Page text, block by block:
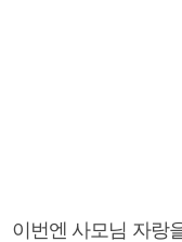
이번엔 사모님 자랑